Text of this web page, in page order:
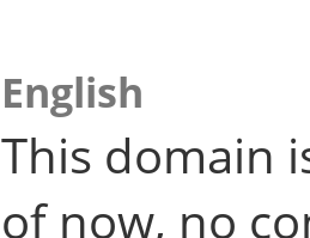
English
This domain
of now, no